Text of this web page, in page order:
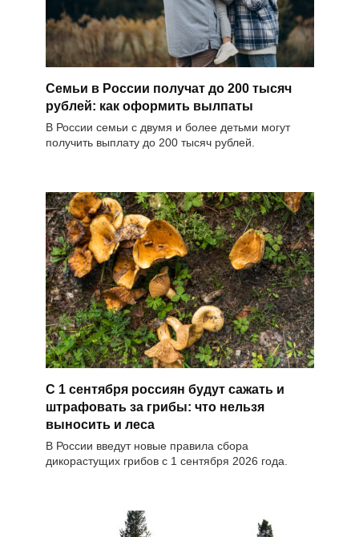
Семьи в России получат до 200 тысяч
рублей: как оформить вылпаты
В России семьи с двумя и более детьми могут
получить выплату до 200 тысяч рублей.
С 1 сентября россиян будут сажать и
штрафовать за грибы: что нельзя
выносить и леса
В России введут новые правила сбора
дикорастущих грибов с 1 сентября 2026 года.